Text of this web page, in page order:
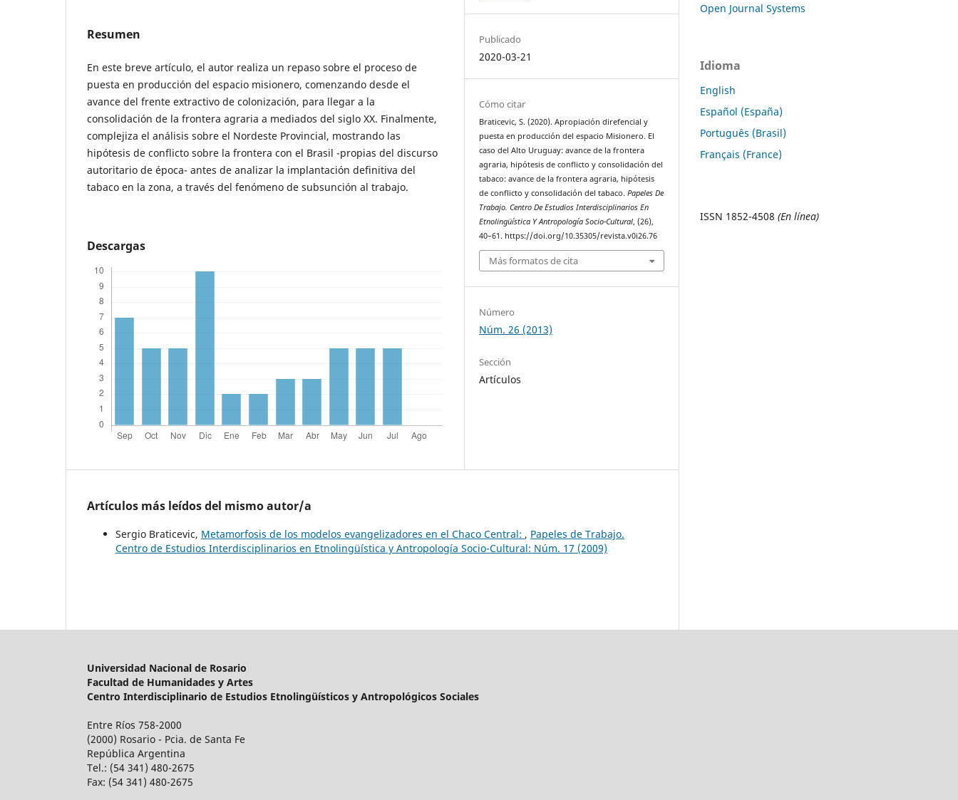
Resumen
En este breve artículo, el autor realiza un repaso sobre el proceso de
puesta en producción del espacio misionero, comenzando desde el
avance del frente extractivo de colonización, para llegar a la
consolidación de la frontera agraria a mediados del siglo XX. Finalmente,
complejiza el análisis sobre el Nordeste Provincial, mostrando las
hipótesis de conflicto sobre la frontera con el Brasil -propias del discurso
autoritario de época- antes de analizar la implantación definitiva del
tabaco en la zona, a través del fenómeno de subsunción al trabajo.
Descargas
Publicado
2020-03-21
Cómo citar
Braticevic, S. (2020). Apropiación direfencial y
puesta en producción del espacio Misionero. El
caso del Alto Uruguay: avance de la frontera
agraria, hipótesis de conflicto y consolidación del
tabaco: avance de la frontera agraria, hipótesis
de conflicto y consolidación del tabaco.Papeles De
Trabajo. Centro De Estudios Interdisciplinarios En
Etnolingüística Y Antropología Socio-Cultural, (26),
40–61. https://doi.org/10.35305/revista.v0i26.76
Más formatos de cita
Número
Núm. 26 (2013)
Sección
Artículos
Artículos más leídos del mismo autor/a
Sergio Braticevic, Metamorfosis de los modelos evangelizadores en el Chaco Central: , Papeles de Trabajo.
Centro de Estudios Interdisciplinarios en Etnolingüística y Antropología Socio-Cultural: Núm. 17 (2009)
Open Journal Systems
Idioma
English
Español (España)
Português (Brasil)
Français (France)
ISSN 1852-4508 (En línea)
Universidad Nacional de Rosario
Facultad de Humanidades y Artes
Centro Interdisciplinario de Estudios Etnolingüísticos y Antropológicos Sociales
Entre Ríos 758-2000
(2000) Rosario - Pcia. de Santa Fe
República Argentina
Tel.: (54 341) 480-2675
Fax: (54 341) 480-2675